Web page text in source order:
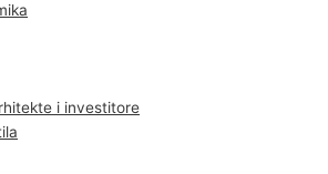
i investitore